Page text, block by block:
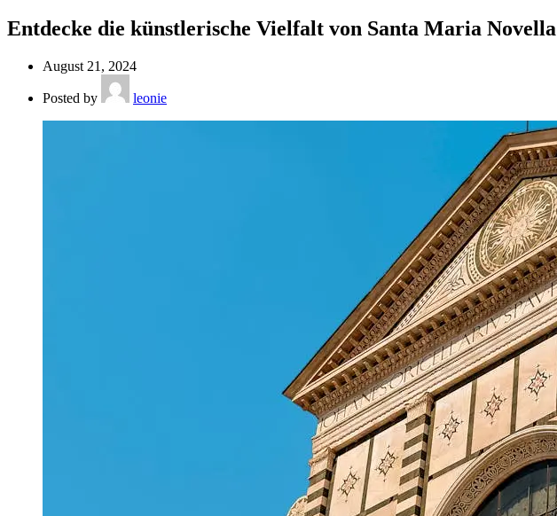
Entdecke die künstlerische Vielfalt von Santa Maria Novella
August 21, 2024
Posted by leonie